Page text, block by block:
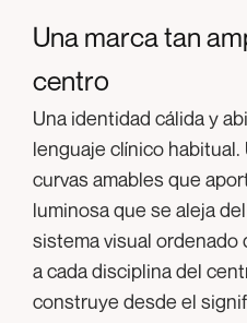
Una marca tan
centro
Una identidad cálida y
lenguaje clínico habitual.
curvas amables que
luminosa que se aleja
sistema visual ordenado
a cada disciplina del
construye desde el